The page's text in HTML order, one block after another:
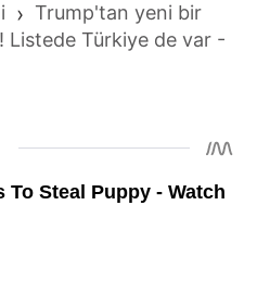
› Trump'tan yeni bir
Listede Türkiye de var -